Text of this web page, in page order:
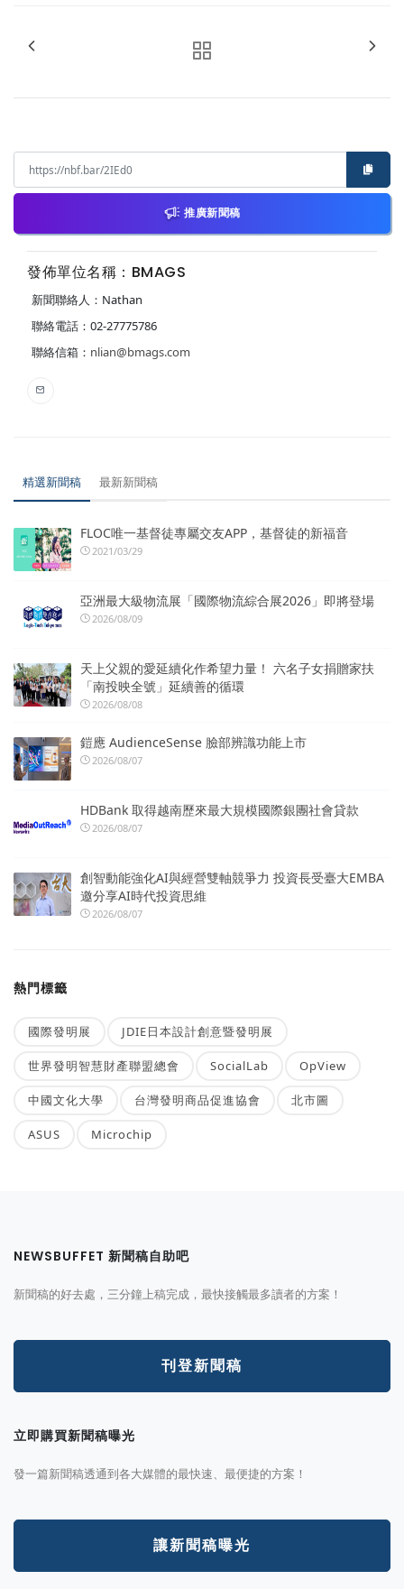
推廣新聞稿
發佈單位名稱：BMAGS
新聞聯絡人：Nathan
聯絡電話：02-27775786
聯絡信箱： nlian@bmags.com
精選新聞稿 最新新聞稿
FLOC唯一基督徒專屬交友APP，基督徒的新福音
2021/03/29
亞洲最大級物流展「國際物流綜合展2026」即將登場
2026/08/09
天上父親的愛延續化作希望力量！ 六名子女捐贈家扶
「南投映全號」延續善的循環
2026/08/08
鎧應 AudienceSense 臉部辨識功能上市
2026/08/07
HDBank 取得越南歷來最大規模國際銀團社會貸款
2026/08/07
創智動能強化AI與經營雙軸競爭力 投資長受臺大EMBA
邀分享AI時代投資思維
2026/08/07
熱門標籤
國際發明展 JDIE日本設計創意暨發明展
世界發明智慧財產聯盟總會 SocialLab OpView
中國文化大學 台灣發明商品促進協會 北市圖
ASUS Microchip
NEWSBUFFET 新聞稿自助吧
新聞稿的好去處，三分鐘上稿完成，最快接觸最多讀者的方案！
刊登新聞稿
立即購買新聞稿曝光
發一篇新聞稿透通到各大媒體的最快速、最便捷的方案！
讓新聞稿曝光